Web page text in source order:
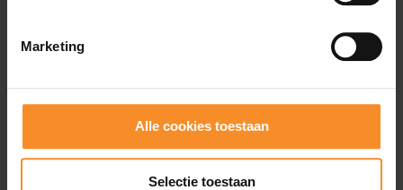
Marketing
Alle cookies toestaan
Selectie toestaan